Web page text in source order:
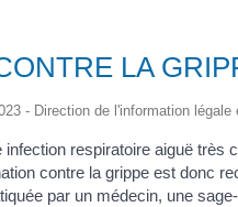
LA
- Direction de l'information
infection respiratoire aiguë
contre la grippe est donc
par un médecin, une